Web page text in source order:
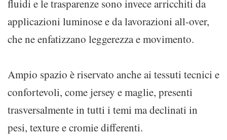
fluidi e le trasparenze sono invece arricchiti da
applicazioni luminose e da lavorazioni all-over,
che ne enfatizzano leggerezza e movimento.
Ampio spazio è riservato anche ai tessuti tecnici e
confortevoli, come jersey e maglie, presenti
trasversalmente in tutti i temi ma declinati in
pesi, texture e cromie differenti.